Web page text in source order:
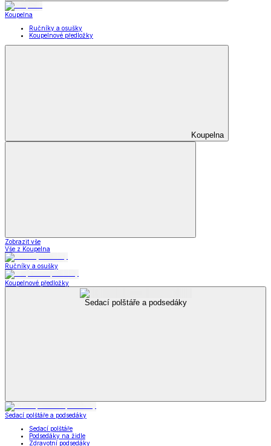
Koupelna
Ručníky a osušky
Koupelnové předložky
Koupelna
Zobrazit vše
Vše z Koupelna
Ručníky a osušky
Koupelnové předložky
Sedací polštáře a podsedáky
Sedací polštáře a podsedáky
Sedací polštáře
Podsedáky na židle
Zdravotní podsedáky